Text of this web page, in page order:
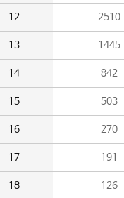
12 2510
13 1445
14 842
15 503
16 270
17 191
18 126